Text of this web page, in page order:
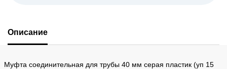
Описание
Муфта соединительная для трубы 40 мм серая пластик (уп 15